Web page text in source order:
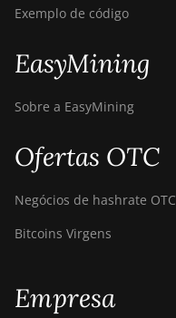
Exemplo de código
EasyMining
Sobre a EasyMining
Ofertas OTC
Negócios de hashrate OTC
Bitcoins Virgens
Empresa